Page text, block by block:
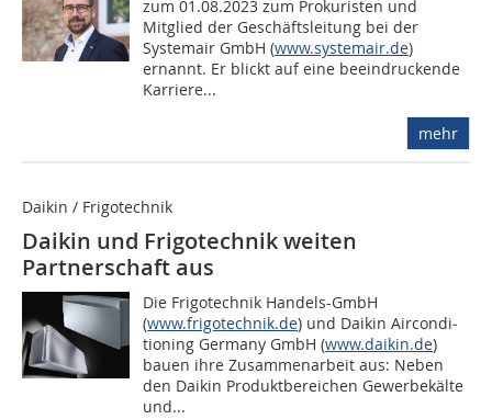
zum 01.08.2023 zum Prokuristen und
Mitglied der Geschäftsleitung bei der
Systemair GmbH (www.systemair.de)
ernannt. Er blickt auf eine beeindruckende
Karriere...
mehr
Daikin / Frigotechnik
Daikin und Frigotechnik weiten
Partnerschaft aus
Die Frigotechnik Handels-GmbH
(www.frigotechnik.de) und Daikin Aircondi­
tioning Germany GmbH (www.daikin.de)
bauen ihre Zusammenarbeit aus: Neben
den Daikin Produktbereichen Gewerbekälte
und...